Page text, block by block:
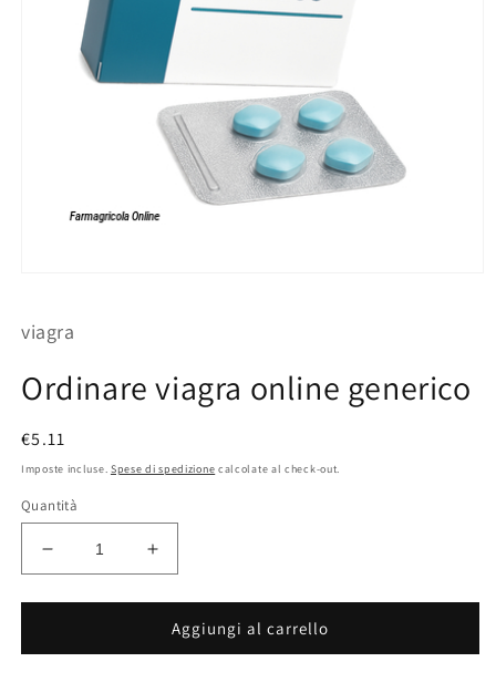
1
modale
viagra
Ordinare viagra online generico
Prezzo
di
€5.11
Imposte incluse. Spese di spedizione calcolate al check-out.
Quantità
Diminuisci
quantità
per
viagra
Aumenta
quantità
per
Ordinare
viagra
Aggiungi al carrello